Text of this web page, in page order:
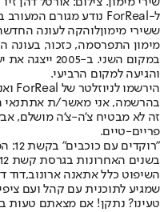
ששירי מימוןלוהקה לעונה
מימון התפרסמה, כזכור, בעונה
במקום השני.
והגיעה למקום הרביעי.
הירשמו לניוזלטר של ForReal ואנחנו נדאג שלא תפספסו שום דבר חשוב!
בהרשמה, אני מאשר/ת אתתנאי
זה לא מבטיח צ’ה-צ’ה מושלם,
פריים-טיים.
"רוקדים עם כוכבים" בקשת 12: הפורמט, השופטים, המסלול לגמר
בשנים האחרונות בגרסת קשת 12 את העונה הנחתה
השיפוט כלל אתאנה ארונוב,דוד
שמגיע לתוכנית עם קהל ועם
טעינו? נתקן! אם מצאתם